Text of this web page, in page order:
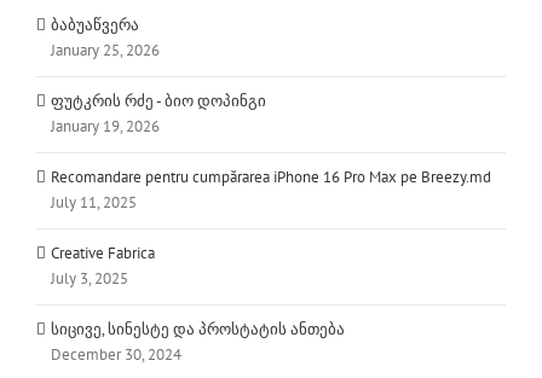
ბაბუაწვერა
January 25, 2026
ფუტკრის რძე - ბიო დოპინგი
January 19, 2026
Recomandare pentru cumpărarea iPhone 16 Pro Max pe Breezy.md
July 11, 2025
Creative Fabrica
July 3, 2025
სიცივე, სინესტე და პროსტატის ანთება
December 30, 2024